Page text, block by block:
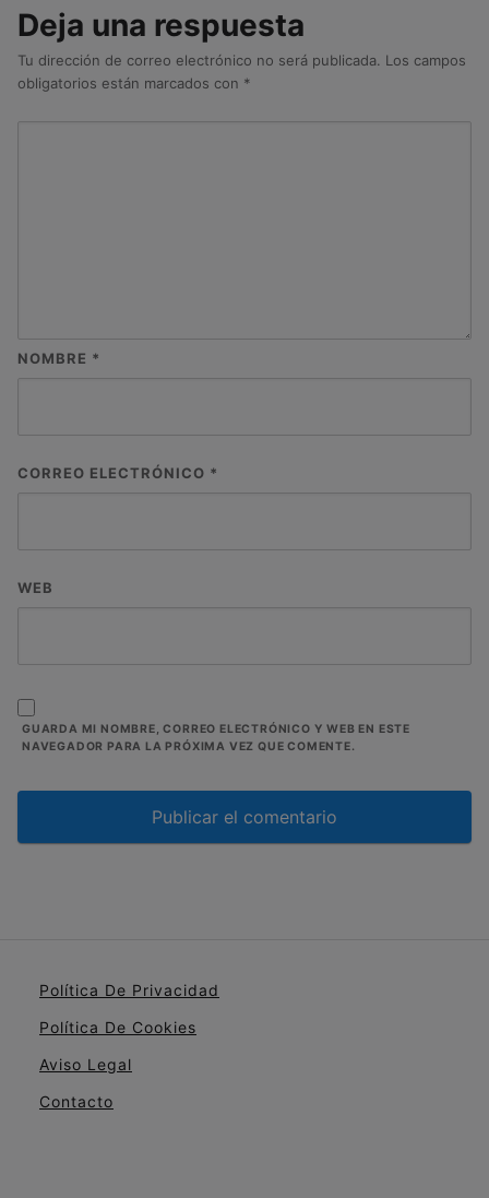
Deja una respuesta
Tu dirección de correo electrónico no será publicada. Los campos
obligatorios están marcados con *
NOMBRE *
CORREO ELECTRÓNICO *
WEB
GUARDA MI NOMBRE, CORREO ELECTRÓNICO Y WEB EN ESTE
NAVEGADOR PARA LA PRÓXIMA VEZ QUE COMENTE.
Política De Privacidad
Política De Cookies
Aviso Legal
Contacto